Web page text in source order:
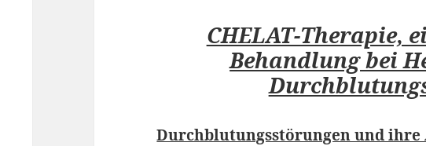
CHELAT-Therapie,
Behandlung bei
Durchblutungsstörungen und ihre